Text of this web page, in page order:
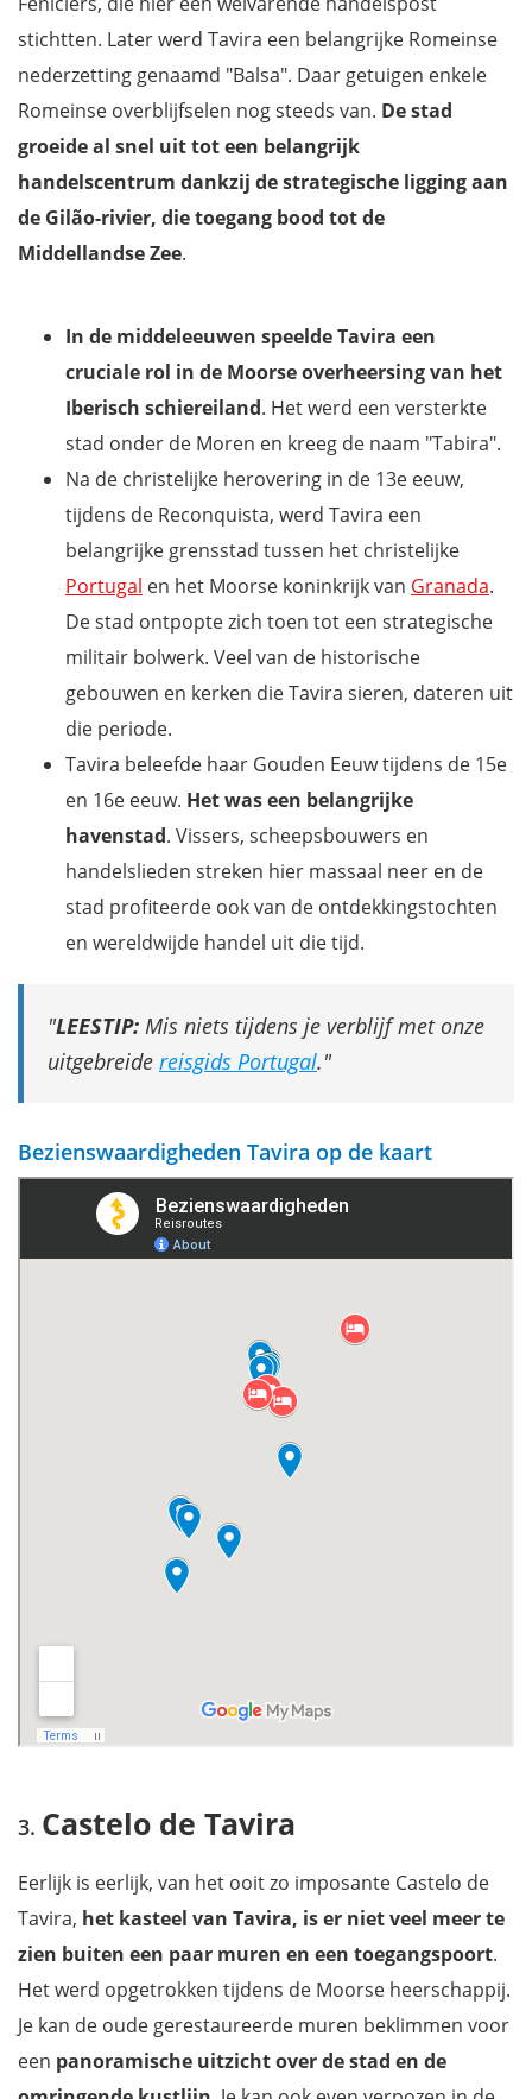
stichtten. Later werd Tavira een belangrijke Romeinse
nederzetting genaamd "Balsa". Daar getuigen enkele
Romeinse overblijfselen nog steeds van. De stad
groeide al snel uit tot een belangrijk
handelscentrum dankzij de strategische ligging aan
de Gilão-rivier, die toegang bood tot de
Middellandse Zee.
In de middeleeuwen speelde Tavira een
cruciale rol in de Moorse overheersing van het
Iberisch schiereiland. Het werd een versterkte
stad onder de Moren en kreeg de naam "Tabira".
Na de christelijke herovering in de 13e eeuw,
tijdens de Reconquista, werd Tavira een
belangrijke grensstad tussen het christelijke
Portugal en het Moorse koninkrijk van Granada.
De stad ontpopte zich toen tot een strategische
militair bolwerk. Veel van de historische
gebouwen en kerken die Tavira sieren, dateren uit
die periode.
Tavira beleefde haar Gouden Eeuw tijdens de 15e
en 16e eeuw. Het was een belangrijke
havenstad. Vissers, scheepsbouwers en
handelslieden streken hier massaal neer en de
stad profiteerde ook van de ontdekkingstochten
en wereldwijde handel uit die tijd.
LEESTIP: Mis niets tijdens je verblijf met onze
uitgebreide reisgids Portugal.
Bezienswaardigheden Tavira op de kaart
Castelo de Tavira
Eerlijk is eerlijk, van het ooit zo imposante Castelo de
Tavira, het kasteel van Tavira, is er niet veel meer te
zien buiten een paar muren en een toegangspoort.
Het werd opgetrokken tijdens de Moorse heerschappij.
Je kan de oude gerestaureerde muren beklimmen voor
een panoramische uitzicht over de stad en de